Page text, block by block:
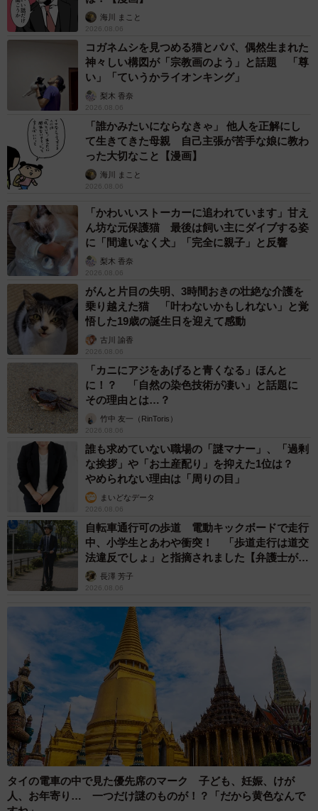
2026.08.06
誰も求めていない職場の「謎マナー」、「過剰
やめられない理由は「周りの目」
まいどなデータ
2026.08.06
自転車通行可の歩道 電動キックボードで走行
法違反でしょ」と指摘されました【弁護士が解
説】長澤 芳子
2026.08.06
タイの電車の中で見た優先席のマーク 子ども、妊娠、けが
人、お年寄り… 一つだけ謎のものが！？「だから黄色なんで
すね」
中将 タカノリ
2026.08.06
【物価高が直撃】お盆帰省「予定なし」が約半
数 新幹線・高速バスの「使い分け」が鮮明に
まいどなニュース情報部
1歳息子が腕を亜脱臼 「奥さん、専業主婦な
のに」と夫の後輩から一言 母は泣きながら対
応し必死だった 何年もたった今もたまに思い
出し…山岡 もと子
子どもの学校外の学習時間が11年で2割減少
態と広がる学習格差
まいどなニュース情報部
2026.08.06
「事故物件」という言葉のイメージにとらわれ
ていませんか？ 不動産業者が語る「物件の可
能性」を閉ざさないために必要なこと
平藤 清刀
2026.08.06
東京・千代田区の中央線高架に心ない落書き
歴史ある昌平橋架道橋の被害に怒りの声 「何
も分かってないし、センスも古い」「罰則強化
して」中将 タカノリ